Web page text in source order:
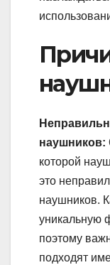
наушников:
которой
это
наушников.
уникальную
поэтому
подходят